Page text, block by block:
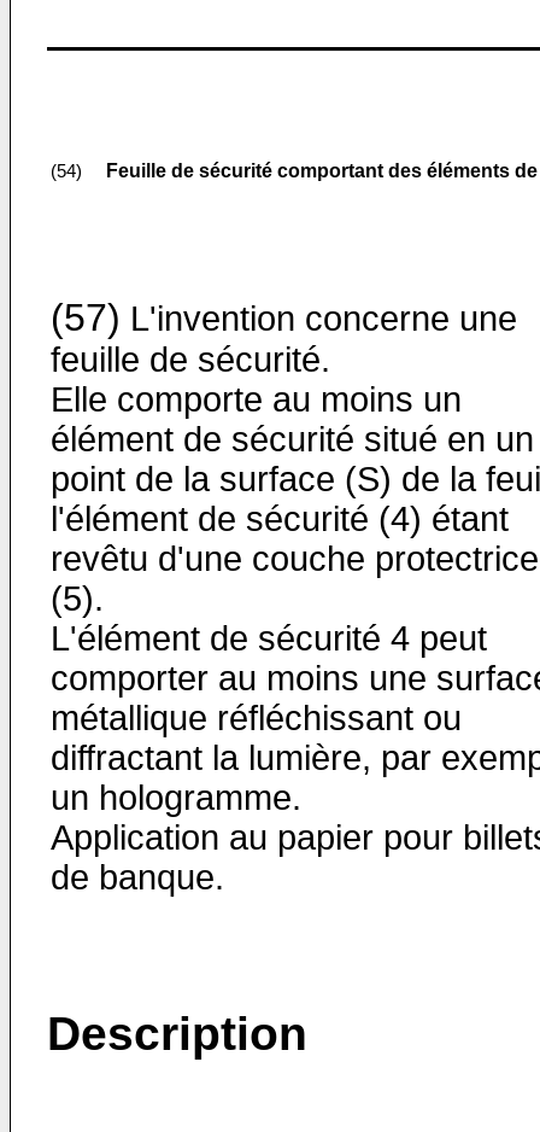
(54) Feuille de sécurité comportant des éléments
(57) L'invention concerne une
feuille de sécurité.
Elle comporte au moins un
élément de sécurité situé en un
point de la surface (S) de la
l'élément de sécurité (4) étant
revêtu d'une couche protectrice
(5).
L'élément de sécurité 4 peut
comporter au moins une
métallique réfléchissant ou
diffractant la lumière, par
un hologramme.
Application au papier pour
de banque.
Description